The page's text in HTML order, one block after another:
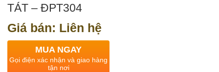
TÁT – ĐPT304
Giá bán: Liên hệ
MUA NGAY
Gọi điện xác nhận và giao hàng
tận nơi